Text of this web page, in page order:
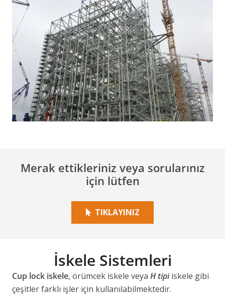
Merak ettikleriniz veya sorularınız
için lütfen
TIKLAYINIZ
İskele Sistemleri
Cup lock iskele, örümcek iskele veya H tipiiskele gibi
çeşitler farklı işler için kullanılabilmektedir.